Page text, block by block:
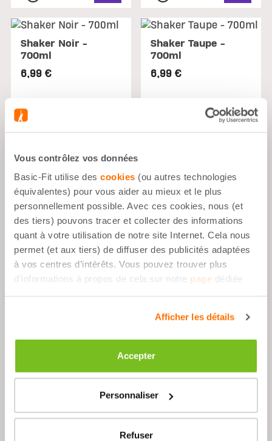
Vous contrôlez vos données
Basic-Fit utilise des cookies (ou autres technologies
équivalentes) pour vous aider au mieux et le plus
personnellement possible. Avec ces cookies, nous (et
des tiers) pouvons tracer et collecter des informations
quant à votre utilisation de notre site Internet. Cela nous
permet (et aux tiers) de diffuser des publicités adaptées
à vos centres d’intérêts. Vous pouvez trouver plus
d’informations à propos de cela sur notre page dédiée
Afficher les détails
Accepter
Personnaliser
Refuser
Shaker Noir -
700ml
6,99 €
Shaker Taupe -
700ml
6,99 €
Taupe - 800 ml